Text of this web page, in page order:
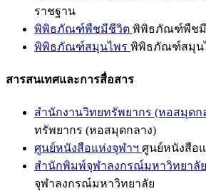
ราชฐาน
พิพิธภัณฑ์พืชมีชีวิต พิพิธภัณฑ์พืช
พิพิธภัณฑ์สมุนไพร พิพิธภัณฑ์สมุน
สารสนเทศและการสื่อสาร
สำนักงานวิทยทรัพยากร (หอสมุดก
ทรัพยากร (หอสมุดกลาง)
ศูนย์หนังสือแห่งจุฬาฯ ศูนย์หนังสือ
สำนักพิมพ์จุฬาลงกรณ์มหาวิทยาลัย
จุฬาลงกรณ์มหาวิทยาลัย